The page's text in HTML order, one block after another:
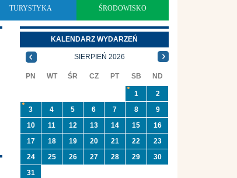
TURYSTYKA ŚRODOWISKO
KALENDARZ WYDARZEŃ
SIERPIEŃ 2026
PN WT ŚR CZ PT SB ND
1
2
3
4 5 6 7 8
9
10
11 12 13 14 15
16
17
18 19 20 21 22
23
24
25 26 27 28 29
30
31